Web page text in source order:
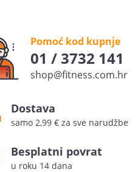
Pomoć kod kupnje
01 / 3732 141
shop@fitness.com.hr
Dostava
samo 2,99 € za sve narudžbe
Besplatni povrat
u roku 14 dana